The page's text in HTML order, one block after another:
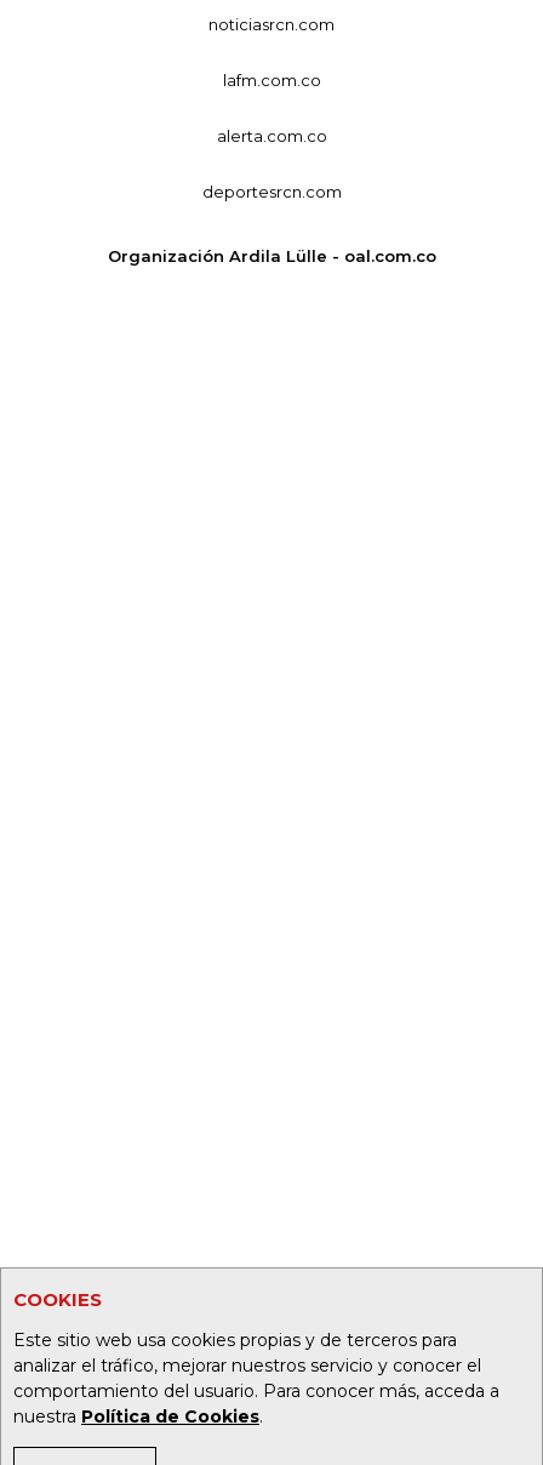
COOKIES
Este sitio web usa cookies propias y de terceros para
analizar el tráfico, mejorar nuestros servicio y conocer el
comportamiento del usuario. Para conocer más, acceda a
nuestra Política de Cookies.
noticiasrcn.com
lafm.com.co
alerta.com.co
deportesrcn.com
Organización Ardila Lülle - oal.com.co